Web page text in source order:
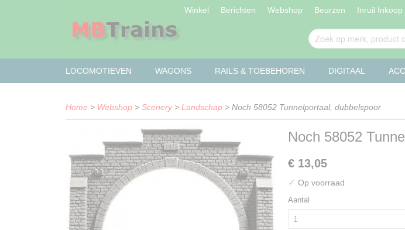
Winkel Berichten Webshop Beurzen Inruil Inkoop
LOCOMOTIEVEN WAGONS RAILS & TOEBEHOREN DIGITAAL
Home > Webshop > Scenery> Landschap > Noch 58052 Tunnelportaal, dubbelspoor
Noch 58052
€ 13,05
✓ Op voorraad
Aantal